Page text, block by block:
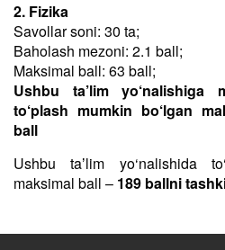
2. Fizika
Savollar soni: 30 ta;
Baholash mezoni: 2.1 ball;
Maksimal ball: 63 ball;
Ushbu ta’lim yo‘nalishiga
to‘plash mumkin bo‘lgan
ball
Ushbu taʼlim yo‘nalishida
maksimal ball – 189 ballni